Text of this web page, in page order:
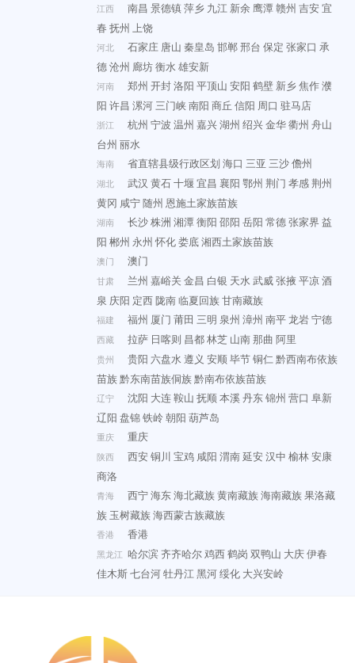
江西 南昌 景德镇萍乡 九江 新余鹰潭赣州 吉安宜
春 抚州 上饶
河北 石家庄 唐山 秦皇岛 邯郸邢台 保定 张家口 承
德沧州 廊坊衡水雄安新
河南 郑州 开封洛阳 平顶山 安阳 鹤壁 新乡焦作濮
阳 许昌 漯河三门峡南阳 商丘 信阳 周口 驻马店
浙江 杭州 宁波 温州 嘉兴湖州 绍兴金华衢州 舟山
台州 丽水
海南 省直辖县级行政区划 海口 三亚 三沙儋州
湖北 武汉 黄石十堰 宜昌 襄阳 鄂州 荆门 孝感荆州
黄冈 咸宁随州 恩施土家族苗族
湖南 长沙株洲 湘潭衡阳 邵阳 岳阳 常德张家界 益
阳 郴州 永州 怀化娄底湘西土家族苗族
澳门 澳门
甘肃 兰州 嘉峪关 金昌 白银 天水武威张掖平凉酒
泉 庆阳 定西陇南临夏回族甘南藏族
福建 福州 厦门 莆田 三明 泉州 漳州 南平龙岩宁德
西藏 拉萨 日喀则 昌都林芝 山南那曲 阿里
贵州 贵阳 六盘水遵义 安顺毕节铜仁黔西南布依族
苗族黔东南苗族侗族黔南布依族苗族
辽宁 沈阳 大连鞍山 抚顺本溪丹东锦州 营口 阜新
辽阳 盘锦铁岭朝阳 葫芦岛
重庆 重庆
陕西 西安铜川 宝鸡 咸阳 渭南延安汉中 榆林安康
商洛
青海 西宁海东海北藏族黄南藏族海南藏族果洛藏
族 玉树藏族海西蒙古族藏族
香港 香港
黑龙江 哈尔滨齐齐哈尔鸡西鹤岗 双鸭山 大庆伊春
佳木斯七台河牡丹江黑河绥化 大兴安岭